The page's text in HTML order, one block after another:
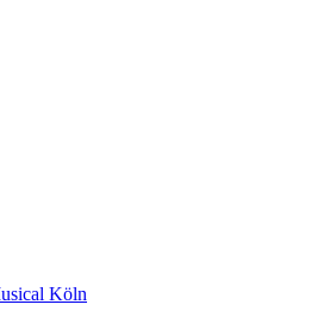
Köln